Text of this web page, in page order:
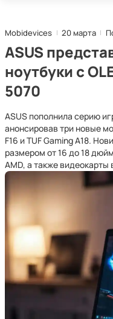
Mobidevices 20 марта
ASUS
ноутбуки с
5070
ASUS пополнила серию
анонсировав три новые
F16 и TUF Gaming A18.
размером от 16 до 18
AMD, а также видеокарты